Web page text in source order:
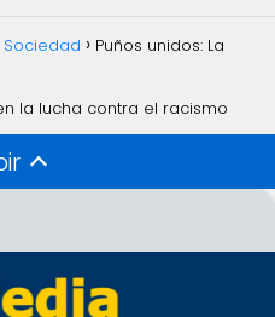
Sociedad Puños unidos: La
la lucha contra el racismo